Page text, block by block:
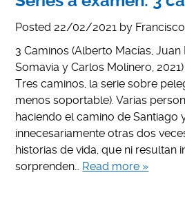
Posted 22/02/2021 by
3 Caminos (Alberto Macías,
Somavia y Carlos Molinero,
Tres caminos, la serie sobre
menos soportable). Varias
haciendo el camino de Santiago
innecesariamente otras dos
historias de vida, que ni resultan
sorprenden… Read more »